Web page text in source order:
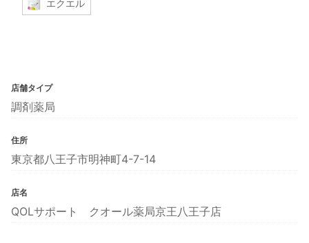
エクエル
店舗タイプ
調剤薬局
住所
東京都八王子市明神町4-7-14
店名
QOLサポート クオール薬局京王八王子店